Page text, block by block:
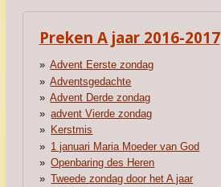
Preken A jaar 2016-2017
Advent Eerste zondag
Adventsgedachte
Advent Derde zondag
advent Vierde zondag
Kerstmis
1 januari Maria Moeder van God
Openbaring des Heren
Tweede zondag door het A jaar